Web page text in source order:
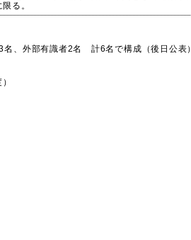
る。
名、外部有識者2名 計6名で構成（後日公表